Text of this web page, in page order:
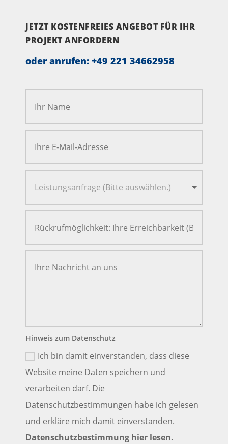
JETZT KOSTENFREIES ANGEBOT FÜR IHR
PROJEKT ANFORDERN
oder anrufen: +49 221 34662958
Hinweis zum Datenschutz
Ich bin damit einverstanden, dass diese
Website meine Daten speichern und
verarbeiten darf. Die
Datenschutzbestimmungen habe ich gelesen
und erkläre mich damit einverstanden.
Datenschutzbestimmung hier lesen.